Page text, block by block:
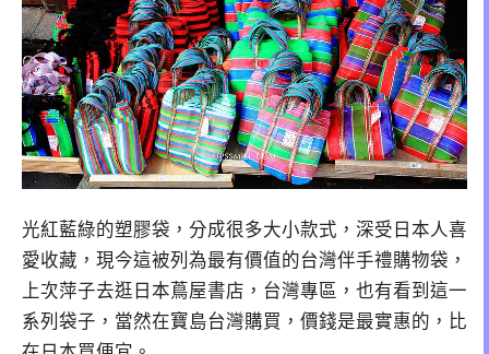
光紅藍綠的塑膠袋，分成很多大小款式，深受日本人喜
愛收藏，現今這被列為最有價值的台灣伴手禮購物袋，
上次萍子去逛日本蔦屋書店，台灣專區，也有看到這一
系列袋子，當然在寶島台灣購買，價錢是最實惠的，比